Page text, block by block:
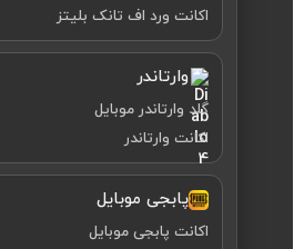
اکانت ورد اف تانک بلیتز
وارتاندر
گلد وارتاندر موبایل
اکانت وارتاندر
پابجی موبایل
اکانت پابجی موبایل